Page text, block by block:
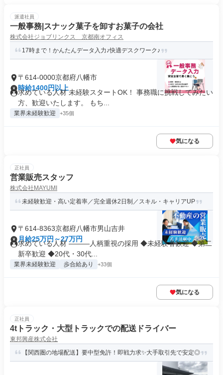
派遣社員
一般事務|スナック菓子を卸すお菓子の会社
株式会社ジョブリンクス 京都南オフィス
17時まで！かんたんデータ入力♪快適デスクワーク♪
〒614-0000京都府八幡市
時給1400円以上
求めている人材 未経験スタートOK！ 事務職に挑戦してみたい
方、歓迎いたします。 もち...
業界未経験歓迎 +35個
気になる
正社員
営業販売スタッフ
株式会社MAYUMI
未経験歓迎・高い定着率／完全週休2日制／スキル・キャリアUP
〒614-8363京都府八幡市男山吉井
月給25万円～27万円
求めている人材 ―――人柄重視の採用 ◆未経験者歓迎 ◆第二
新卒歓迎 ◆20代・30代...
業界未経験歓迎 歩合給あり +33個
気になる
正社員
4tトラック・大型トラックでの配送ドライバー
東邦興産株式会社
【関西圏の地場配送】要中型免許！即戦力求✨大手取引先で安定◎